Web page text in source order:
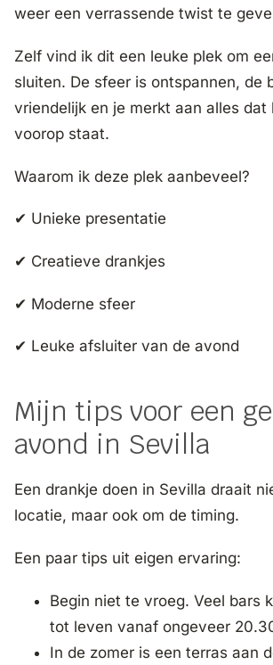
weer een verrassende twist te
Zelf vind ik dit een leuke plek om
sluiten. De sfeer is ontspannen, de
vriendelijk en je merkt aan alles
voorop staat.
Waarom ik deze plek aanbeveel?
✔ Unieke presentatie
✔ Creatieve drankjes
✔ Moderne sfeer
✔ Leuke afsluiter van de avond
Mijn tips voor een
avond in Sevilla
Een drankje doen in Sevilla draait
locatie, maar ook om de timing.
Een paar tips uit eigen ervaring:
Begin niet te vroeg. Veel bars
tot leven vanaf ongeveer
In de zomer is een terras aan